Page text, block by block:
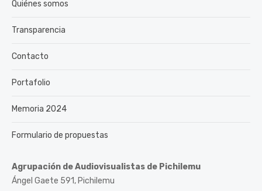
Quiénes somos
Transparencia
Contacto
Portafolio
Memoria 2024
Formulario de propuestas
Agrupación de Audiovisualistas de Pichilemu
Ángel Gaete 591, Pichilemu